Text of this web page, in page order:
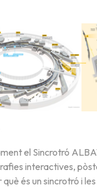
el Sincrotró
interactives,
és un sincrotró i